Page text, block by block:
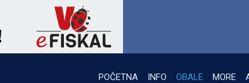
POČETNA INFO OBALE MORE